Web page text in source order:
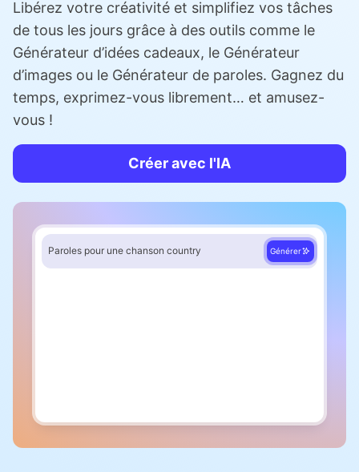
Libérez votre créativité et simplifiez vos tâches
de tous les jours grâce à des outils comme le
Générateur d’idées cadeaux, le Générateur
d’images ou le Générateur de paroles. Gagnez du
temps, exprimez-vous librement… et amusez-
vous !
Créer avec l'IA
Paroles pour une chanson country Générer